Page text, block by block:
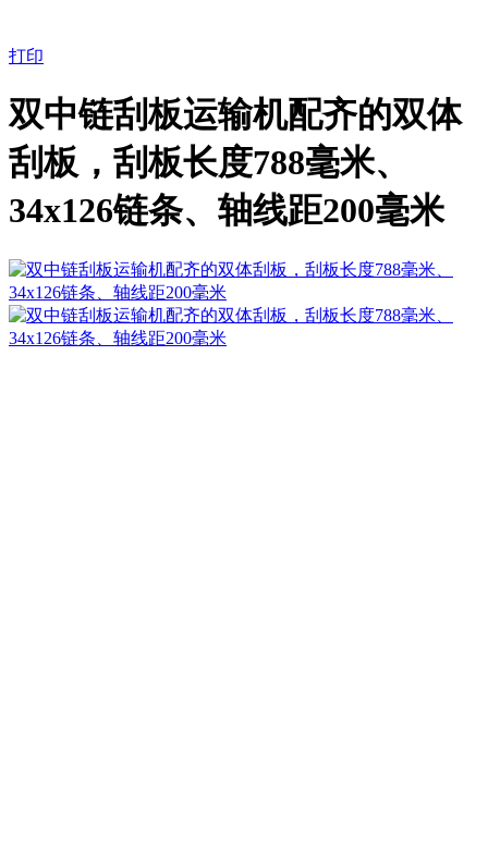
打印
双中链刮板运输机配齐的双体
刮板，刮板长度788毫米、
34x126链条、轴线距200毫米